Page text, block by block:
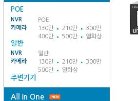
POE
NVR
POE
카메라
130만 210만
300만
400만
500만 열화상
일반
NVR
일반
카메라
130만 210만
300만
500만
열화상
주변기기
All In One